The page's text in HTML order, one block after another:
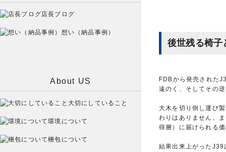
後世残る椅子
FDBから発売された
遠のく、そしてその
大木を切り倒し運び
わりはありません。
得層）に届けられる
結果出来上がったJ39
店長ブログ
想い（納品事例）
About US
大切にしていること
環境について
梱包について